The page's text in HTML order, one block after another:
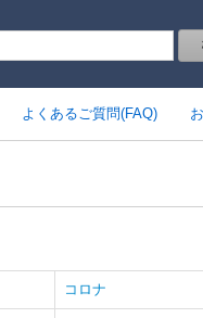
よくあるご質問(FAQ)
コロナ